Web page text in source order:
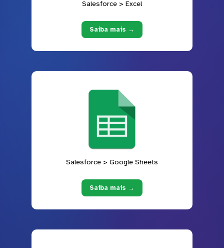
Salesforce > Excel
Saiba mais →
Salesforce > Google Sheets
Saiba mais →